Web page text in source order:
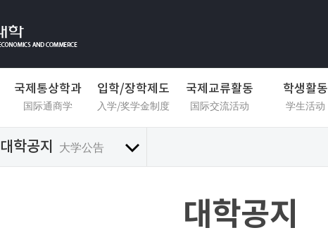
국제통상학과
国际通商学
입학/장학제도
入学/奖学金制度
국제교류활동
国际交流活动
학생활동
学生活动
대학공지 大学公告
대학공지